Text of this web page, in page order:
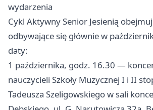
wydarzenia
Cykl Aktywny Senior Jesienią
odbywające się głównie w
daty:
1 października, godz. 16.30 —
nauczycieli Szkoły Muzycznej I i II
Tadeusza Szeligowskiego w sali